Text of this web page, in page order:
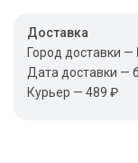
Доставка
Город доставки —
Дата доставки —
Курьер — 489 ₽